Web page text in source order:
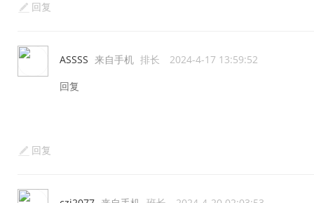
回复
ASSSS 来自手机 排长 2024-4-17 13:59:52
回复
回复